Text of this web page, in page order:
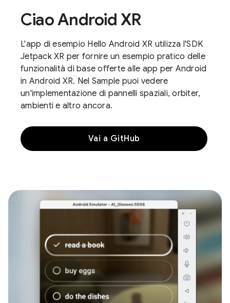
Ciao Android XR
L'app di esempio Hello Android XR utilizza l'SDK
Jetpack XR per fornire un esempio pratico delle
funzionalità di base offerte alle app per Android
in Android XR. Nel Sample puoi vedere
un'implementazione di pannelli spaziali, orbiter,
ambienti e altro ancora.
Vai a GitHub